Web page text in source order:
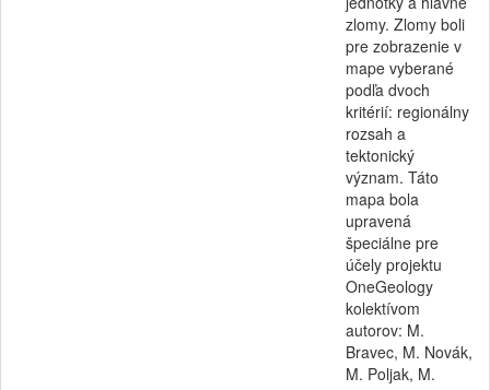
zlomy. Zlomy boli
pre zobrazenie v
mape vyberané
podľa dvoch
kritérií: regionálny
rozsah a
tektonický
význam. Táto
mapa bola
upravená
špeciálne pre
účely projektu
OneGeology
kolektívom
autorov: M.
Bravec, M. Novák,
M. Poljak, M.